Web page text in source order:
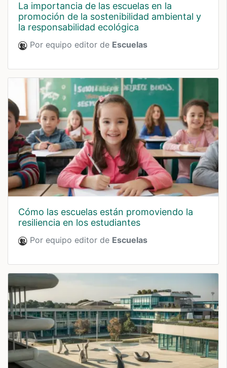
la importancia de las escuelas en la
promoción de la sostenibilidad ambiental y
la responsabilidad ecológica
Por equipo editor de Escuelas
cómo las escuelas están promoviendo la
resiliencia en los estudiantes
Por equipo editor de Escuelas